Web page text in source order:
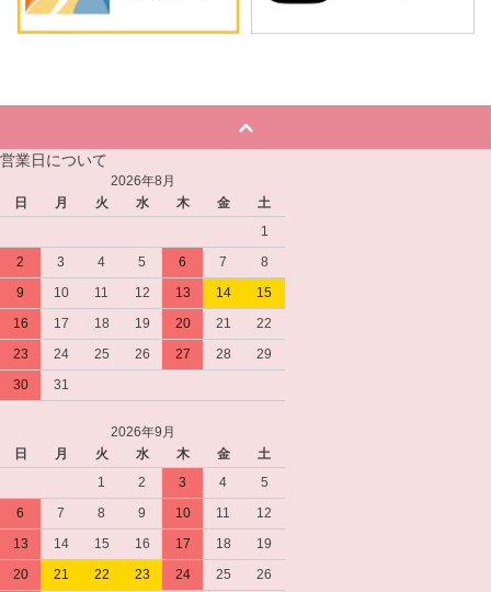
営業日について
2026年8月
日
月 火 水 木 金
土
1
2
3 4 5 6 7
8
9
10 11 12 13 14
15
16
17 18 19 20 21
22
23
24 25 26 27 28
29
30
31
2026年9月
日
月 火 水 木 金
土
1
2 3 4
5
6
7 8 9 10 11
12
13
14 15 16 17 18
19
20
21 22 23 24 25
26